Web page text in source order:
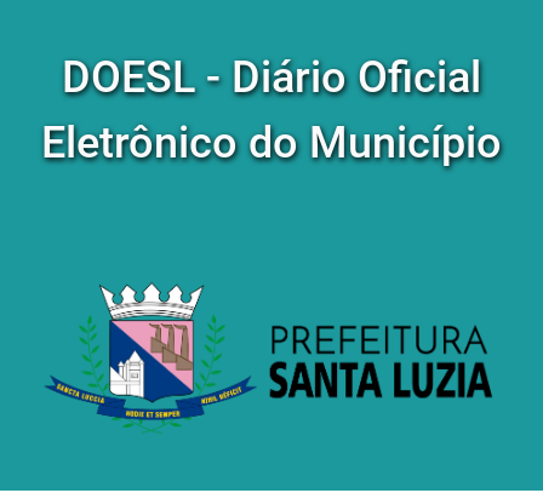
DOESL - Diário Oficial
Eletrônico do Município